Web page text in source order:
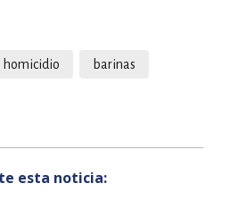
homicidio barinas
esta noticia: